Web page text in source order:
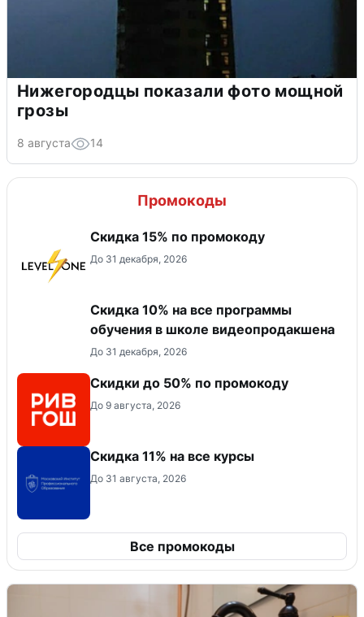
Нижегородцы показали фото мощной
грозы
8 августа 14
Промокоды
Скидка 15% по промокоду
До 31 декабря, 2026
Скидка 10% на все программы
обучения в школе видеопродакшена
До 31 декабря, 2026
Скидки до 50% по промокоду
До 9 августа, 2026
Скидка 11% на все курсы
До 31 августа, 2026
Все промокоды